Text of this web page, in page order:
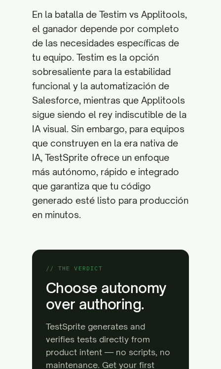
En la batalla de Testim vs Applitools,
el ganador depende por completo
de las necesidades específicas de
tu equipo. Testim es la opción
sobresaliente para la estabilidad
funcional y la automatización de
Salesforce, mientras que Applitools
sigue siendo el rey indiscutible de la
IA visual. Sin embargo, para equipos
que construyen en la era nativa de
IA, TestSprite ofrece un enfoque
más autónomo, rápido e integrado
que garantiza que tu código
generado esté listo para producción
en minutos.
// THE VERDICT
Choose autonomy
over authoring.
TestSprite generates and
verifies tests directly from
product intent — no scripts, no
maintenance. Get your first